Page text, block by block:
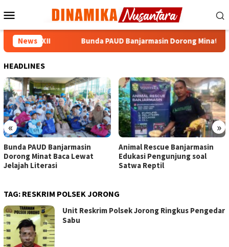
ke
Mobile
News
XII Bunda PAUD Banjarmasin Dorong Minat Baca
HEADLINES
« »
Bunda PAUD Banjarmasin
Dorong Minat Baca Lewat
Jelajah Literasi
Animal Rescue Banjarmasin
Edukasi Pengunjung soal
Satwa Reptil
TAG: RESKRIM POLSEK JORONG
Unit Reskrim Polsek Jorong Ringkus Pengedar
Sabu